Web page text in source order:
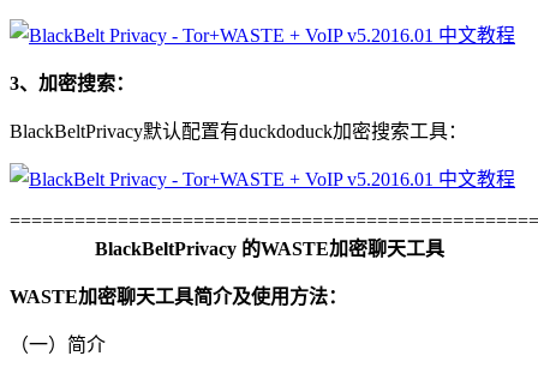
3、加密搜索：
BlackBeltPrivacy默认配置有duckdoduck加密搜索工具：
BlackBeltPrivacy 的WASTE加密聊天工具
WASTE加密聊天工具简介及使用方法：
（一）简介